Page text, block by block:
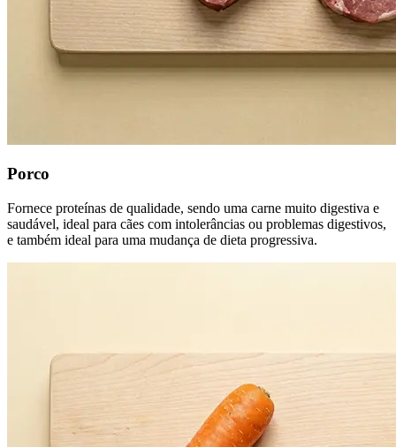
Porco
Fornece proteínas de qualidade, sendo uma carne muito digestiva e
saudável, ideal para cães com intolerâncias ou problemas digestivos,
e também ideal para uma mudança de dieta progressiva.